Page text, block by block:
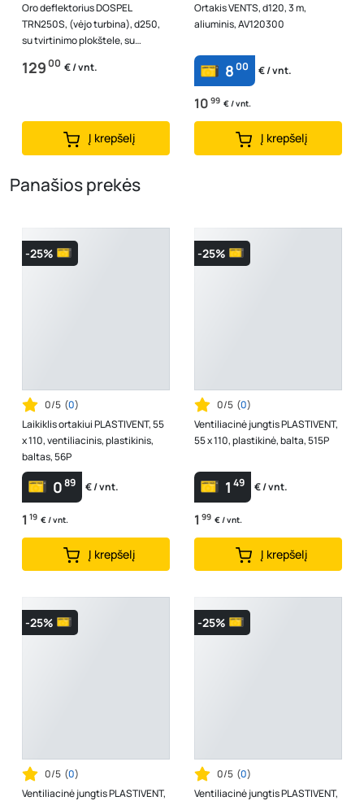
Oro deflektorius DOSPEL
TRN250S, (vėjo turbina), d250,
su tvirtinimo plokštele, su
guoliais
12900 € / vnt.
Į krepšelį
Ortakis VENTS, d120, 3 m,
aliuminis, AV120300
800 € / vnt.
10 99 € / vnt.
Į krepšelį
Panašios prekės
-25%
0/5 (0)
Laikiklis ortakiui PLASTIVENT, 55
x 110, ventiliacinis, plastikinis,
baltas, 56P
089 € / vnt.
1 19 € / vnt.
Į krepšelį
-25%
0/5 (0)
Ventiliacinė jungtis PLASTIVENT,
55 x 110, plastikinė, balta, 515P
1 49 € / vnt.
1 99 € / vnt.
Į krepšelį
-25%
0/5 (0)
Ventiliacinė jungtis PLASTIVENT,
-25%
0/5 (0)
Ventiliacinė jungtis PLASTIVENT,